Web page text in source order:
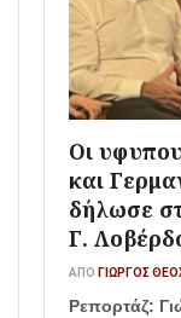
Οι
και
δήλωσε
Γ.
ΑΠΌ ΓΙΏΡΓΟΣ
Ρεπορτάζ: